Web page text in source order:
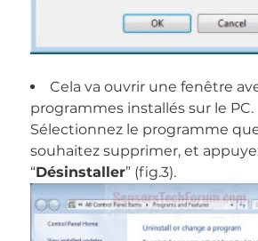
Cela va ouvrir une fenêtre
programmes installés sur le PC.
Sélectionnez le programme
souhaitez supprimer, et
“Désinstaller” (fig.3).